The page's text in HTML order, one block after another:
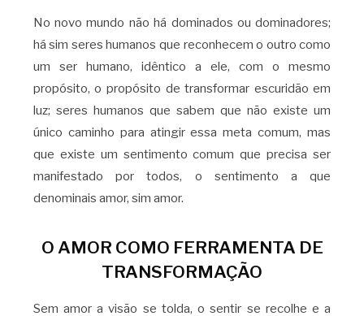
No novo mundo não há dominados ou dominadores;
há sim seres humanos que reconhecem o outro como
um ser humano, idêntico a ele, com o mesmo
propósito, o propósito de transformar escuridão em
luz; seres humanos que sabem que não existe um
único caminho para atingir essa meta comum, mas
que existe um sentimento comum que precisa ser
manifestado por todos, o sentimento a que
denominais amor, sim amor.
O AMOR COMO FERRAMENTA DE
TRANSFORMAÇÃO
Sem amor a visão se tolda, o sentir se recolhe e a